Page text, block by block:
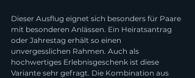
Dieser Ausflug eignet sich besonders für Paare
mit besonderen Anlässen. Ein Heiratsantrag
oder Jahrestag erhält so einen
unvergesslichen Rahmen. Auch als
hochwertiges Erlebnisgeschenk ist diese
Variante sehr gefragt. Die Kombination aus